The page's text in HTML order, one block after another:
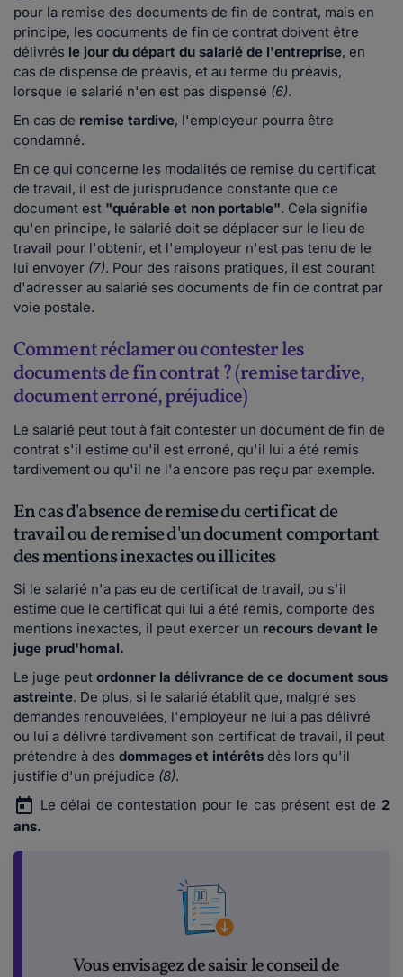
pour la remise des documents de fin de contrat, mais en
principe, les documents de fin de contrat doivent être
délivrés le jour du départ du salarié de l'entreprise, en
cas de dispense de préavis, et au terme du préavis,
lorsque le salarié n'en est pas dispensé (6).
En cas de remise tardive, l'employeur pourra être
condamné.
En ce qui concerne les modalités de remise du certificat
de travail, il est de jurisprudence constante que ce
document est "quérable et non portable". Cela signifie
qu'en principe, le salarié doit se déplacer sur le lieu de
travail pour l'obtenir, et l'employeur n'est pas tenu de le
lui envoyer (7). Pour des raisons pratiques, il est courant
d'adresser au salarié ses documents de fin de contrat par
voie postale.
Comment réclamer ou contester les
documents de fin contrat ? (remise tardive,
document erroné, préjudice)
Le salarié peut tout à fait contester un document de fin de
contrat s'il estime qu'il est erroné, qu'il lui a été remis
tardivement ou qu'il ne l'a encore pas reçu par exemple.
En cas d'absence de remise du certificat de
travail ou de remise d'un document comportant
des mentions inexactes ou illicites
Si le salarié n'a pas eu de certificat de travail, ou s'il
estime que le certificat qui lui a été remis, comporte des
mentions inexactes, il peut exercer un recours devant le
juge prud'homal.
Le juge peut ordonner la délivrance de ce document sous
astreinte. De plus, si le salarié établit que, malgré ses
demandes renouvelées, l'employeur ne lui a pas délivré
ou lui a délivré tardivement son certificat de travail, il peut
prétendre à des dommages et intérêts dès lors qu'il
justifie d'un préjudice (8).
Le délai de contestation pour le cas présent est de 2
ans.
Vous envisagez de saisir le conseil de